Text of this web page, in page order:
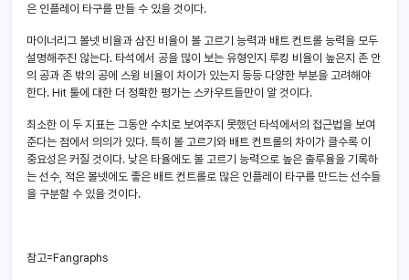
은 인플레이 타구를 만들 수 있을 것이다.
마이너리그 볼넷 비율과 삼진 비율이 볼 고르기 능력과 배트 컨트롤 능력을 모두
설명해주진 않는다. 타석에서 공을 많이 보는 유형인지 루킹 비율이 높은지 존 안
의 공과 존 밖의 공에 스윙 비율이 차이가 있는지 등등 다양한 부분을 고려해야
한다. Hit 툴에 대한 더 정확한 평가는 스카우트들만이 알 것이다.
최소한 이 두 지표는 그동안 수치로 보여주지 못했던 타석에서의 접근법을 보여
준다는 점에서 의의가 있다. 특히 볼 고르기와 배트 컨트롤의 차이가 클수록 이
중요성은 커질 것이다. 낮은 타율에도 볼 고르기 능력으로 높은 출루율을 기록하
는 선수, 적은 볼넷에도 좋은 배트 컨트롤로 많은 인플레이 타구를 만드는 선수들
을 구분할 수 있을 것이다.
참고=Fangraphs